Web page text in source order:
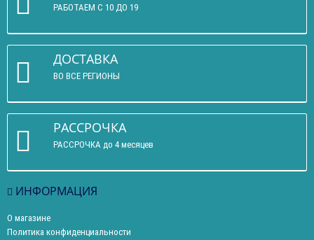
РАБОТАЕМ С 10 ДО 19
ДОСТАВКА
ВО ВСЕ РЕГИОНЫ
РАССРОЧКА
РАССРОЧКА до 4 месяцев
ИНФОРМАЦИЯ
О магазине
Политика конфиденциальности